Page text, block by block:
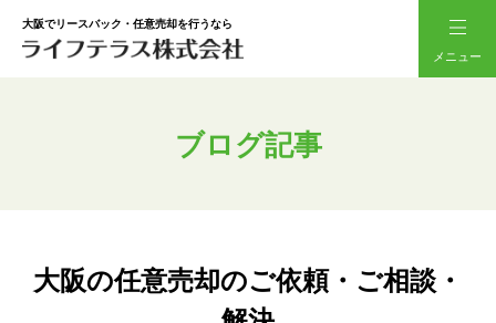
大阪でリースバック・任意売却を行うなら
メニュー
ブログ記事
大阪の任意売却のご依頼・ご相談・